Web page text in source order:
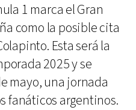
1 marca el Gran
como la posible cita
Esta será la
2025 y se
mayo, una jornada
fanáticos argentinos.